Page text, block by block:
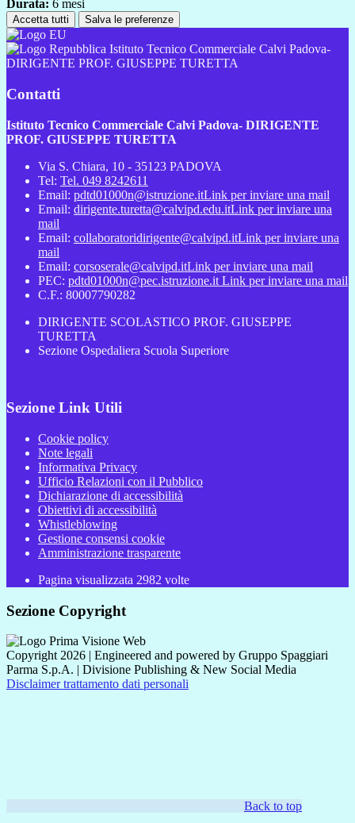
Durata: 6 mesi
Accetta tutti Salva le preferenze
Istituto Tecnico Commerciale Calvi Padova-
DIRIGENTE PROF. GIUSEPPE TURETTA
Contatti
Istituto Tecnico Commerciale Calvi Padova- DIRIGENTE
PROF. GIUSEPPE TURETTA
Via S. Chiara, 10 - 35123 PADOVA
Tel: Tel. 049 8242611
Email: pdtd01000n@istruzione.itLink per inviare una mail
Email: dirigente.turetta@calvipd.edu.itLink per inviare una
mail
Email: collaboratoridirigente@calvipd.itLink per inviare una
mail
Email: corsoserale@calvipd.itLink per inviare una mail
PEC: pdtd01000n@pec.istruzione.it Link per inviare una mail
C.F.: 80007790282
DIRIGENTE SCOLASTICO PROF. GIUSEPPE
TURETTA
Sezione Ospedaliera Scuola Superiore
Sezione Link Utili
Cookie policy
Note legali
Informativa Privacy
Ufficio Relazioni con il Pubblico
Dichiarazione di accessibilità
Obiettivi di accessibilità
Whistleblowing
Gestione consensi cookie
Amministrazione trasparente
Pagina visualizzata 2982 volte
Sezione Copyright
Copyright 2026 | Engineered and powered by Gruppo Spaggiari
Parma S.p.A. | Divisione Publishing & New Social Media
Disclaimer trattamento dati personali
Back to top